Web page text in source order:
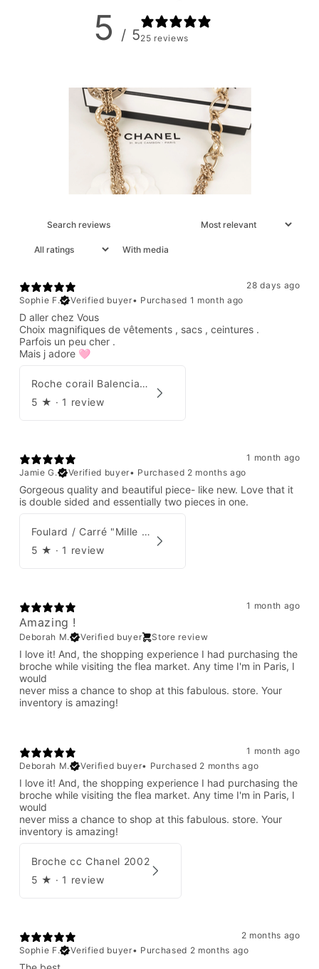
5 / 525 reviews
With media
28 days ago
Sophie F.
Verified buyer• Purchased 1 month ago
D aller chez Vous
Choix magnifiques de vêtements , sacs , ceintures .
Parfois un peu cher .
Mais j adore 🩷
Roche corail Balenciaga 2006
5 ★ · 1 review
1 month ago
Jamie G.
Verified buyer• Purchased 2 months ago
Gorgeous quality and beautiful piece- like new. Love that it
is double sided and essentially two pieces in one.
Foulard / Carré "Mille Feuilles de Soie" Hermès par Natsuno Hidaka
5 ★ · 1 review
1 month ago
Amazing !
Deborah M. Verified buyer Store review
I love it! And, the shopping experience I had purchasing the
broche while visiting the flea market. Any time I'm in Paris, I
would
never miss a chance to shop at this fabulous. store. Your
inventory is amazing!
1 month ago
Deborah M.
Verified buyer• Purchased 2 months ago
I love it! And, the shopping experience I had purchasing the
broche while visiting the flea market. Any time I'm in Paris, I
would
never miss a chance to shop at this fabulous. store. Your
inventory is amazing!
Broche cc Chanel 2002
5 ★ · 1 review
2 months ago
Sophie F.
Verified buyer• Purchased 2 months ago